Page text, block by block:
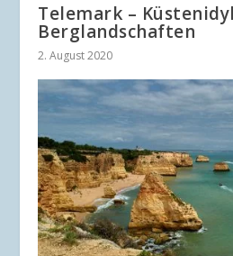
Telemark –
Berglandschaften
2. August 2020